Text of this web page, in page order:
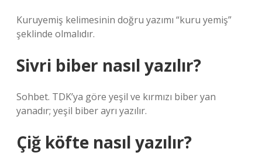
Kuruyemiş kelimesinin doğru yazımı “kuru yemiş”
şeklinde olmalıdır.
Sivri biber nasıl yazılır?
Sohbet. TDK’ya göre yeşil ve kırmızı biber yan
yanadır; yeşil biber ayrı yazılır.
Çiğ köfte nasıl yazılır?